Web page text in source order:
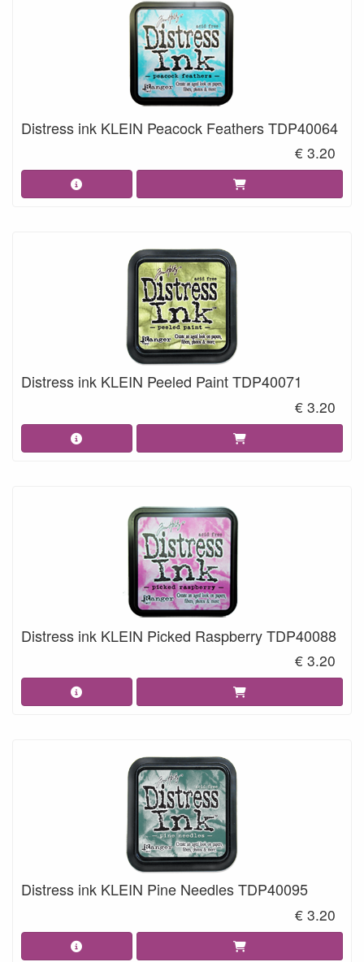
Distress ink KLEIN Peacock Feathers TDP40064
€ 3.20
Distress ink KLEIN Peeled Paint TDP40071
€ 3.20
Distress ink KLEIN Picked Raspberry TDP40088
€ 3.20
Distress ink KLEIN Pine Needles TDP40095
€ 3.20